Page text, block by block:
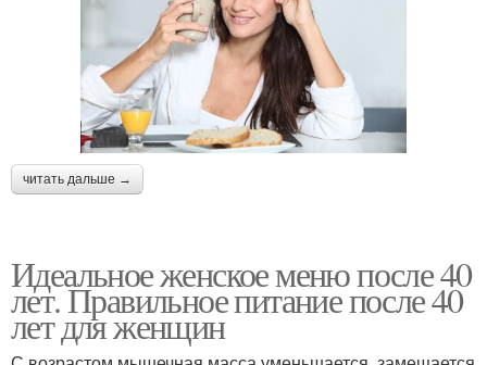
читать дальше →
Идеальное женское меню после 40
лет. Правильное питание после 40
лет для женщин